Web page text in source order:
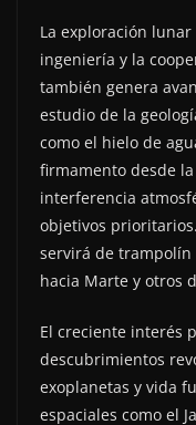
La exploración
ingeniería y la
también genera
estudio de la
como el hielo de
firmamento desde
interferencia
objetivos
servirá de trampolín
hacia Marte y otros
El creciente interés
descubrimientos
exoplanetas y vida
espaciales como el